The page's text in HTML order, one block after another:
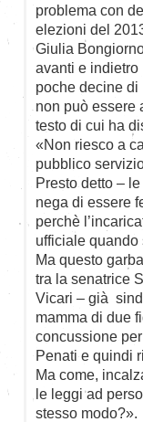
problema con
elezioni del
Giulia
avanti e indietro
poche decine di
non può essere
testo di cui ha
«Non riesco a
pubblico
Presto detto –
nega di essere
perchè
ufficiale
Ma questo
tra la senatrice
Vicari – già
mamma di due
concussione
Penati e quindi
Ma come,
le leggi ad
stesso modo?».